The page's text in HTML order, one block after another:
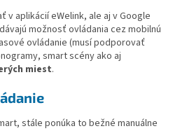
v aplikácií eWelink, ale aj v Google
možnosť ovládania cez mobilnú
ovládanie (musí podporovať
smart scény ako aj
miest.
stále ponúka to bežné manuálne